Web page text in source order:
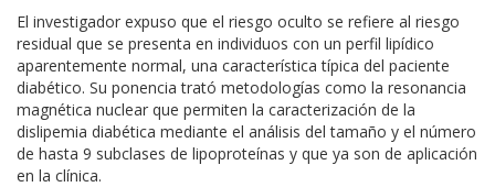
El investigador expuso que el riesgo oculto se refiere al riesgo
residual que se presenta en individuos con un perfil lipídico
aparentemente normal, una característica típica del paciente
diabético. Su ponencia trató metodologías como la resonancia
magnética nuclear que permiten la caracterización de la
dislipemia diabética mediante el análisis del tamaño y el número
de hasta 9 subclases de lipoproteínas y que ya son de aplicación
en la clínica.